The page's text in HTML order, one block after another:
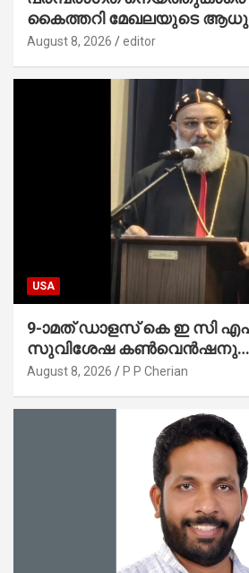
കൈത്തറി മേഖലയുടെ
സാധ്യമാക്കും : ഡെപ്യൂട്ടി
August 8, 2026 editor
USA
9-ാമത് ഡാളസ് കെ ഇ സി എഫ് സംയുക്ത
സുവിശേഷ കൺവെൻഷനു
പ്രാർത്ഥനാനിർഭരമായ
August 8, 2026 P P Cherian